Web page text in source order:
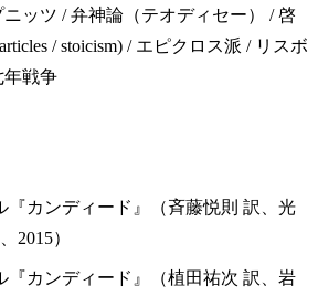
ッツ / 弁神論（テオディセー） / 啓
/ stoicism) / エピクロス派 / リスボ
年戦争
『カンディード』（斉藤悦則 訳、光
2015）
『カンディード』（植田祐次 訳、岩